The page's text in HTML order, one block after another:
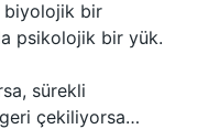
biyolojik bir
psikolojik bir yük.
sürekli
geri çekiliyorsa…